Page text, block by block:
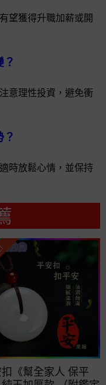
望獲得升職加薪或開
意理性投資，避免衝
時放鬆心情，並保持
《幫全家人 保平